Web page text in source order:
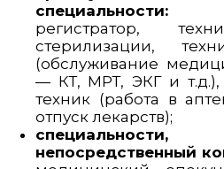
специальности:
регистратор,
стерилизации,
(обслуживание
— КТ, МРТ, ЭКГ и т.д.),
техник (работа в
отпуск лекарств);
специальности,
непосредственный